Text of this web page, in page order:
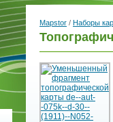
Mapstor / Наборы